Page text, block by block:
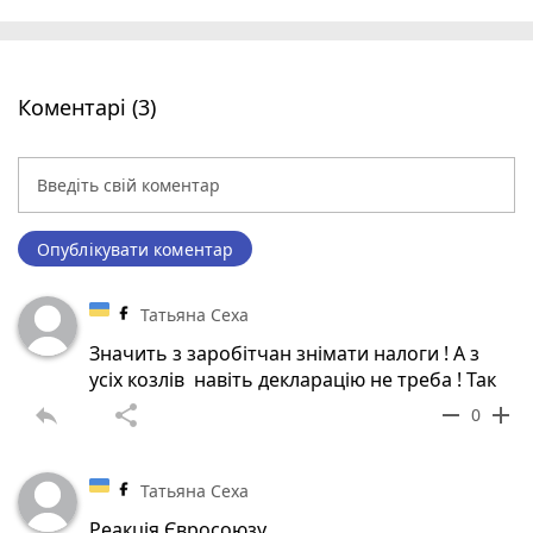
Коментарі (3)
Опублікувати коментар
Татьяна Сеха
Значить з заробітчан знімати налоги ! А з
усіх козлів навіть декларацію не треба ! Так
reply share remove 0 add
Татьяна Сеха